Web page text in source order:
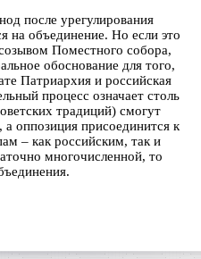
после урегулирования
на объединение. Но если это
Поместного собора,
обоснование для того,
Патриархия и российская
процесс означает столь
традиций) смогут
оппозиция присоединится к
– как российским, так и
многочисленной, то